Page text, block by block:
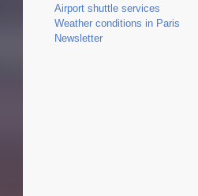
Airport shuttle services
Weather conditions in Paris
Newsletter